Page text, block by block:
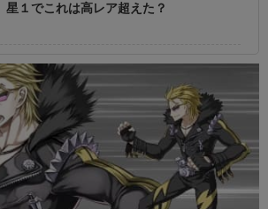
星１でこれは高レア超えた？